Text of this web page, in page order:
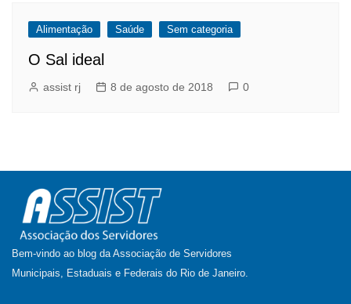
Alimentação Saúde Sem categoria
O Sal ideal
assist rj 8 de agosto de 2018 0
Bem-vindo ao blog da Associação de Servidores
Municipais, Estaduais e Federais do Rio de Janeiro.